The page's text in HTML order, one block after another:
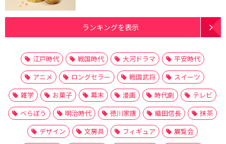
ランキングを表示
江戸時代 戦国時代 大河ドラマ
平安時代
アニメ
ロングセラー 戦国武将
スイーツ
雑学
お菓子 幕末 漫画 時代劇
テレビ
べらぼう
明治時代 徳川家康 織田信長
抹茶
デザイン
文房具 フィギュア
展覧会